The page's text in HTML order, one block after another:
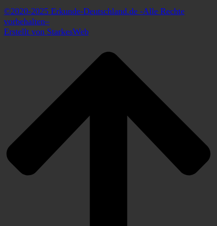
©2020-2025 Erkunde-Deutschland.de -Alle Rechte
vorbehalten–
Erstellt von StarkesWeb